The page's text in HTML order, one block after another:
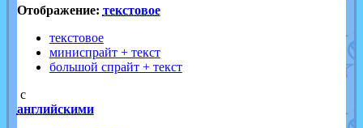
Отображение: текстовое
текстовое
миниспрайт + текст
большой спрайт + текст
с
английскими